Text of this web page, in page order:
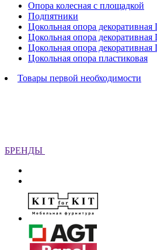
Опора колесная с площадкой
Подпятники
Цокольная опора
Цокольная опора
Цокольная опора
Цокольная опора пластиковая
Товары первой необходимости
БРЕНДЫ